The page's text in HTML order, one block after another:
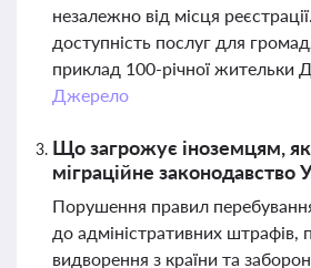
незалежно від місця
доступність послуг для
приклад 100-річної жительки
Джерело
Що загрожує іноземцям,
міграційне законодавство
Порушення правил
до адміністративних штрафів,
видворення з країни та